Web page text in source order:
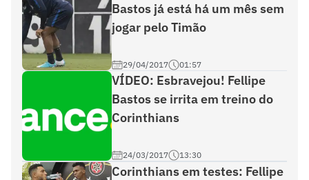
Bastos já está há um mês sem
jogar pelo Timão
29/04/2017 01:57
VÍDEO: Esbravejou! Fellipe
Bastos se irrita em treino do
Corinthians
24/03/2017 13:30
Corinthians em testes: Fellipe